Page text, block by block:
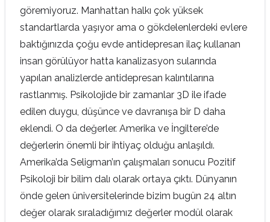
göremiyoruz. Manhattan halkı çok yüksek
standartlarda yaşıyor ama o gökdelenlerdeki evlere
baktığınızda çoğu evde antidepresan ilaç kullanan
insan görülüyor hatta kanalizasyon sularında
yapılan analizlerde antidepresan kalıntılarına
rastlanmış. Psikolojide bir zamanlar 3D ile ifade
edilen duygu, düşünce ve davranışa bir D daha
eklendi. O da değerler. Amerika ve İngiltere’de
değerlerin önemli bir ihtiyaç olduğu anlaşıldı.
Amerika’da Seligman’ın çalışmaları sonucu Pozitif
Psikoloji bir bilim dalı olarak ortaya çıktı. Dünyanın
önde gelen üniversitelerinde bizim bugün 24 altın
değer olarak sıraladığımız değerler modül olarak